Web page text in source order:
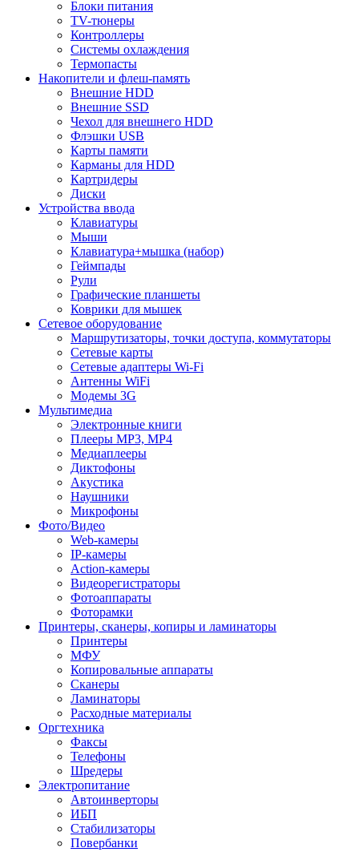
Блоки питания
TV-тюнеры
Контроллеры
Системы охлаждения
Термопасты
Накопители и флеш-память
Внешние HDD
Внешние SSD
Чехол для внешнего HDD
Флэшки USB
Карты памяти
Карманы для HDD
Картридеры
Диски
Устройства ввода
Клавиатуры
Мыши
Клавиатура+мышка (набор)
Геймпады
Рули
Графические планшеты
Коврики для мышек
Сетевое оборудование
Маршрутизаторы, точки доступа, коммутаторы
Сетевые карты
Сетевые адаптеры Wi-Fi
Антенны WiFi
Модемы 3G
Мультимедиа
Электронные книги
Плееры MP3, MP4
Медиаплееры
Диктофоны
Акустика
Наушники
Микрофоны
Фото/Видео
Web-камеры
IP-камеры
Action-камеры
Видеорегистраторы
Фотоаппараты
Фоторамки
Принтеры, сканеры, копиры и ламинаторы
Принтеры
МФУ
Копировальные аппараты
Сканеры
Ламинаторы
Расходные материалы
Оргтехника
Факсы
Телефоны
Шредеры
Электропитание
Автоинверторы
ИБП
Стабилизаторы
Повербанки